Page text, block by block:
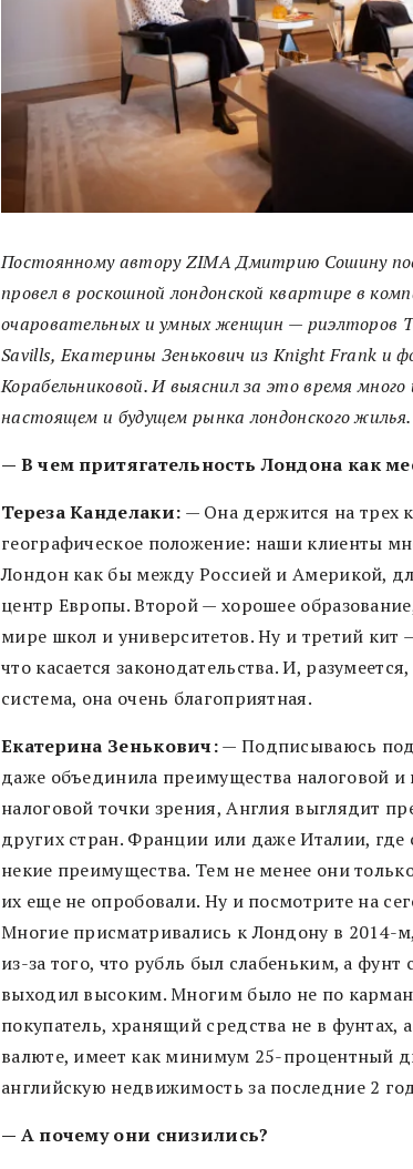
Постоянному автору ZIMA Дмитрию Сошину
провел в роскошной лондонской квартире в
очаровательных и умных женщин — риэлторов
Savills, Екатерины Зенькович из Knight Frank и
Корабельниковой. И выяснил за это время много
настоящем и будущем рынка лондонского жилья.
— В чем притягательность Лондона как
Тереза Канделаки: — Она держится на трех
географическое положение: наши клиенты
Лондон как бы между Россией и Америкой,
центр Европы. Второй — хорошее
мире школ и университетов. Ну и третий кит
что касается законодательства. И,
система, она очень благоприятная.
Екатерина Зенькович:— Подписываюсь
даже объединила преимущества налоговой и
налоговой точки зрения, Англия выглядит
других стран. Франции или даже Италии, где
некие преимущества. Тем не менее они
их еще не опробовали. Ну и посмотрите на
Многие присматривались к Лондону в 2014-
из-за того, что рубль был слабеньким, а
выходил высоким. Многим было не по
покупатель, хранящий средства не в фунтах,
валюте, имеет как минимум 25-процентный
английскую недвижимость за последние 2
— А почему они снизились?